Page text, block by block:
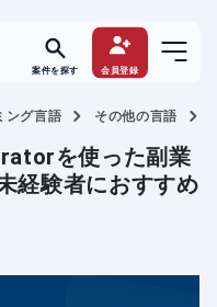
案件を探す 会員登録
ング言語 その他の言語
を使った副業
経験者におすすめ